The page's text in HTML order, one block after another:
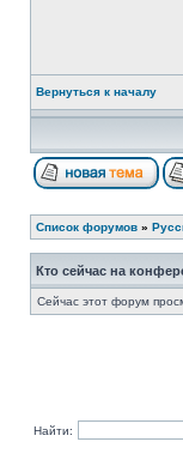
Вернуться к началу
Список форумов »
Кто сейчас на
Сейчас этот форум
Найти: